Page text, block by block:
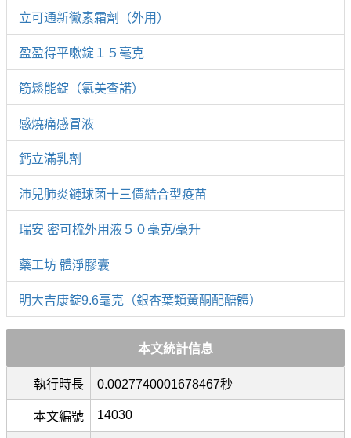
立可通新黴素霜劑（外用）
盈盈得平嗽錠１５毫克
筋鬆能錠（氯美查諾）
感燒痛感冒液
鈣立滿乳劑
沛兒肺炎鏈球菌十三價結合型疫苗
瑞安 密可梳外用液５０毫克/毫升
藥工坊 體淨膠囊
明大吉康錠9.6毫克（銀杏葉類黃酮配醣體）
本文統計信息
執行時長 0.0027740001678467秒
本文編號 14030